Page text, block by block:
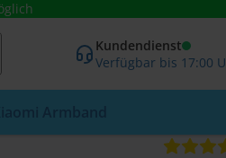
Kundendienst
Verfügbar bis 17:00